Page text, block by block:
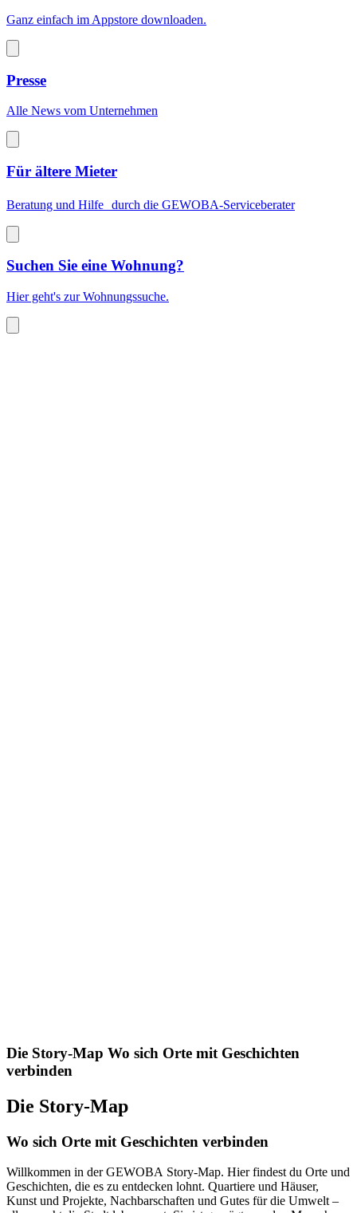
Ganz einfach im Appstore downloaden.
Presse
Alle News vom Unternehmen
Für ältere Mieter
Beratung und Hilfe durch die GEWOBA-Serviceberater
Suchen Sie eine Wohnung?
Hier geht's zur Wohnungssuche.
Die Story-Map Wo sich Orte mit Geschichten
verbinden
Die Story-Map
Wo sich Orte mit Geschichten verbinden
Willkommen in der GEWOBA Story-Map. Hier findest du Orte und
Geschichten, die es zu entdecken lohnt. Quartiere und Häuser,
Kunst und Projekte, Nachbarschaften und Gutes für die Umwelt –